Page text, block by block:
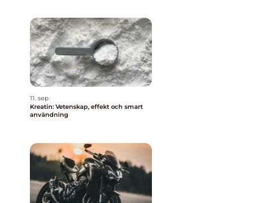
11. sep
Kreatin: Vetenskap, effekt och smart
användning